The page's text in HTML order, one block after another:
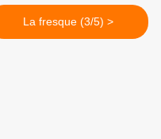
La fresque (3/5) >